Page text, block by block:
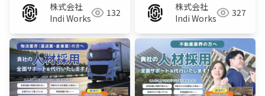
株式会社
Indi Works
132
株式会社
Indi Works
327